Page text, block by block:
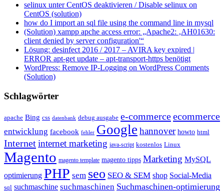
selinux unter CentOS deaktivieren / Disable selinux on
CentOS (solution)
how do I import an sql file using the command line in mysql
(Solution) xampp apche access error: „Apache2: ‚AH01630:
client denied by server configuration'“
Lösung: desinfect 2016 / 2017 – AVIRA key expired |
ERROR apt-get update – apt-transport-https benötigt
WordPress: Remove IP-Logging on WordPress Comments
(Solution)
Schlagwörter
apache Bing css datenbank debug ausgabe e-commerceecommerce
entwicklung facebook fehler Google hannover howto html
Internetinternet marketing java-script kostenlos Linux
Magento magento template magento tipps Marketing MySQL
optimierung PHP sem seo SEO & SEM shop Social-Media
sql suchmaschine suchmaschinen Suchmaschinen-optimierung